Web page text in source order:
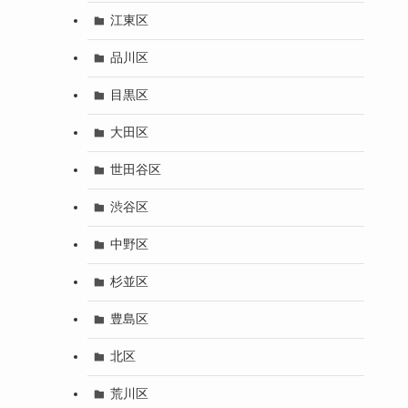
江東区
品川区
目黒区
大田区
世田谷区
渋谷区
中野区
杉並区
豊島区
北区
荒川区